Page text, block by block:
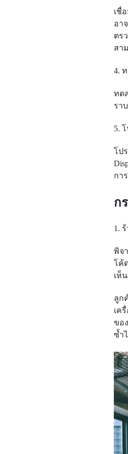
เชื่
อา
ตร
สา
4.
ทด
รา
5.
โป
กา
ก
1.
พิจ
โค้
เห็
ลูก
เค
ขอ
ซ้ำ